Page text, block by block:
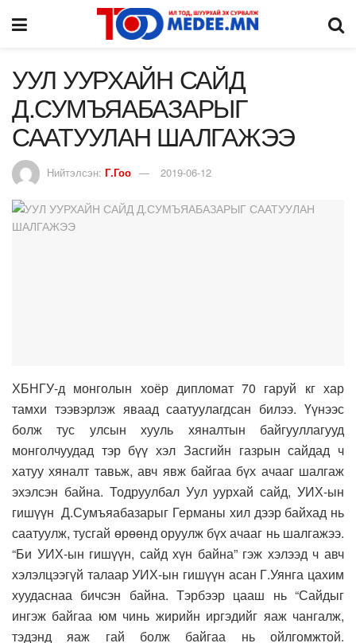
УУЛ УУРХАЙН САЙД
Д.СУМЪЯАБАЗАРЫГ
СААТУУЛАН ШАЛГАЖЭЭ
Нийтэлсэн: Г.Гоо 2019-06-12
ХБНГУ-д монголын хоёр дипломат 70 гаруй кг хар
тамхи тээвэрлэж яваад саатуулагдсан билээ. Үүнээс
болж тус улсын хууль хяналтын байгууллагууд
монголчуудад тэр бүү хэл Засгийн газрын сайдад ч
хатуу хяналт тавьж, авч явж байгаа бүх ачааг шалгаж
эхэлсэн байна. Тодруулбал Уул уурхай сайд, УИХ-ын
гишүүн Д.Сумъяабазарыг Германы хил дээр байхад нь
саатуулж, тусгай өрөөнд оруулж бүх ачааг нь шалгажээ.
“Би УИХ-ын гишүүн, сайд хүн байна” гэж хэлээд ч авч
хэлэлцээгүй талаар УИХ-ын гишүүн асан Г.Уянга цахим
хуудаснаа бичсэн байна. Тэрбээр цааш нь “Сайдыг
ингэж байгаа юм чинь жирийн иргэдийг яаж чангалж,
тэдэнд яаж гай болж байгаа нь ойлгомжтой.